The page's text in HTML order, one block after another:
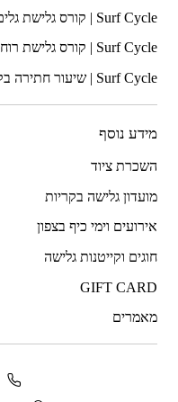
מידע נוסף
השכרת ציוד
מועדון גלישה בקריות
אירועים וימי כיף בצפון
חוגים וקייטנות גלישה
GIFT CARD
מאמרים